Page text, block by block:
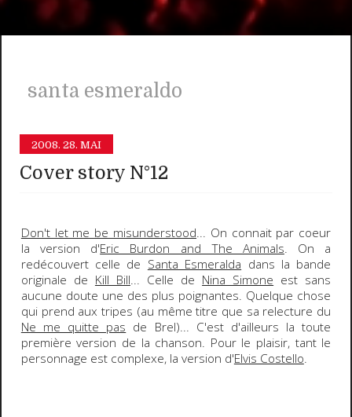
santa esmeraldo
2008. 28. MAI
Cover story N°12
Don't let me be misunderstood... On connait par coeur
la version d'Eric Burdon and The Animals. On a
redécouvert celle de Santa Esmeralda dans la bande
originale de Kill Bill... Celle de Nina Simone est sans
aucune doute une des plus poignantes. Quelque chose
qui prend aux tripes (au même titre que sa relecture du
Ne me quitte pas de Brel)... C'est d'ailleurs la toute
première version de la chanson. Pour le plaisir, tant le
personnage est complexe, la version d'Elvis Costello.